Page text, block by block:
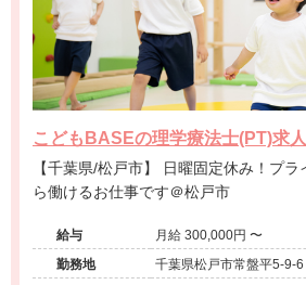
こどもBASEの理学療法士(PT)求人
【千葉県/松戸市】 日曜固定休み！プライベートと両立しなが
ら働けるお仕事です＠松戸市
給与
月給 300,000円 〜
勤務地
千葉県松戸市常盤平5-9-6